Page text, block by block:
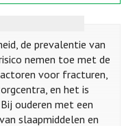
de prevalentie van
nemen toe met de
voor fracturen,
en het is
ouderen met een
slaapmiddelen en